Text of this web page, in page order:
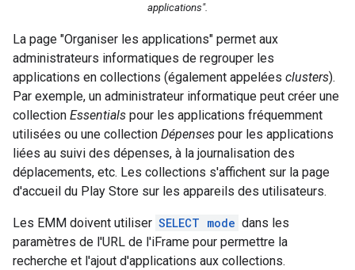
applications".
La page "Organiser les applications" permet aux
administrateurs informatiques de regrouper les
applications en collections (également appelées clusters).
Par exemple, un administrateur informatique peut créer une
collection Essentials pour les applications fréquemment
utilisées ou une collection Dépenses pour les applications
liées au suivi des dépenses, à la journalisation des
déplacements, etc. Les collections s'affichent sur la page
d'accueil du Play Store sur les appareils des utilisateurs.
Les EMM doivent utiliser SELECT mode dans les
paramètres de l'URL de l'iFrame pour permettre la
recherche et l'ajout d'applications aux collections.